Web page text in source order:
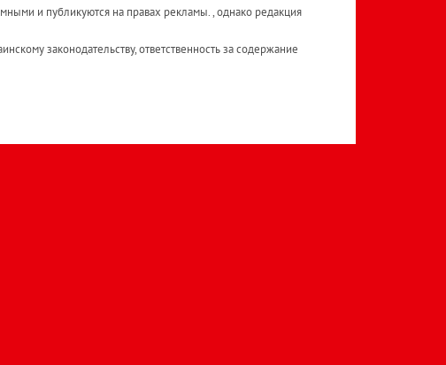
и публикуются на правах рекламы. , однако редакция
законодательству, ответственность за содержание